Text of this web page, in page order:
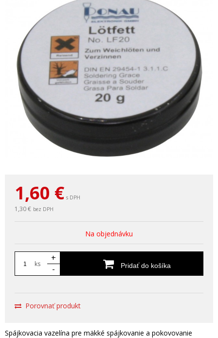
1,60 € s DPH
1,30 € bez DPH
Na objednávku
ks
+
-
Pridať do košíka
Porovnať produkt
Spájkovacia vazelína pre mäkké spájkovanie a pokovovanie